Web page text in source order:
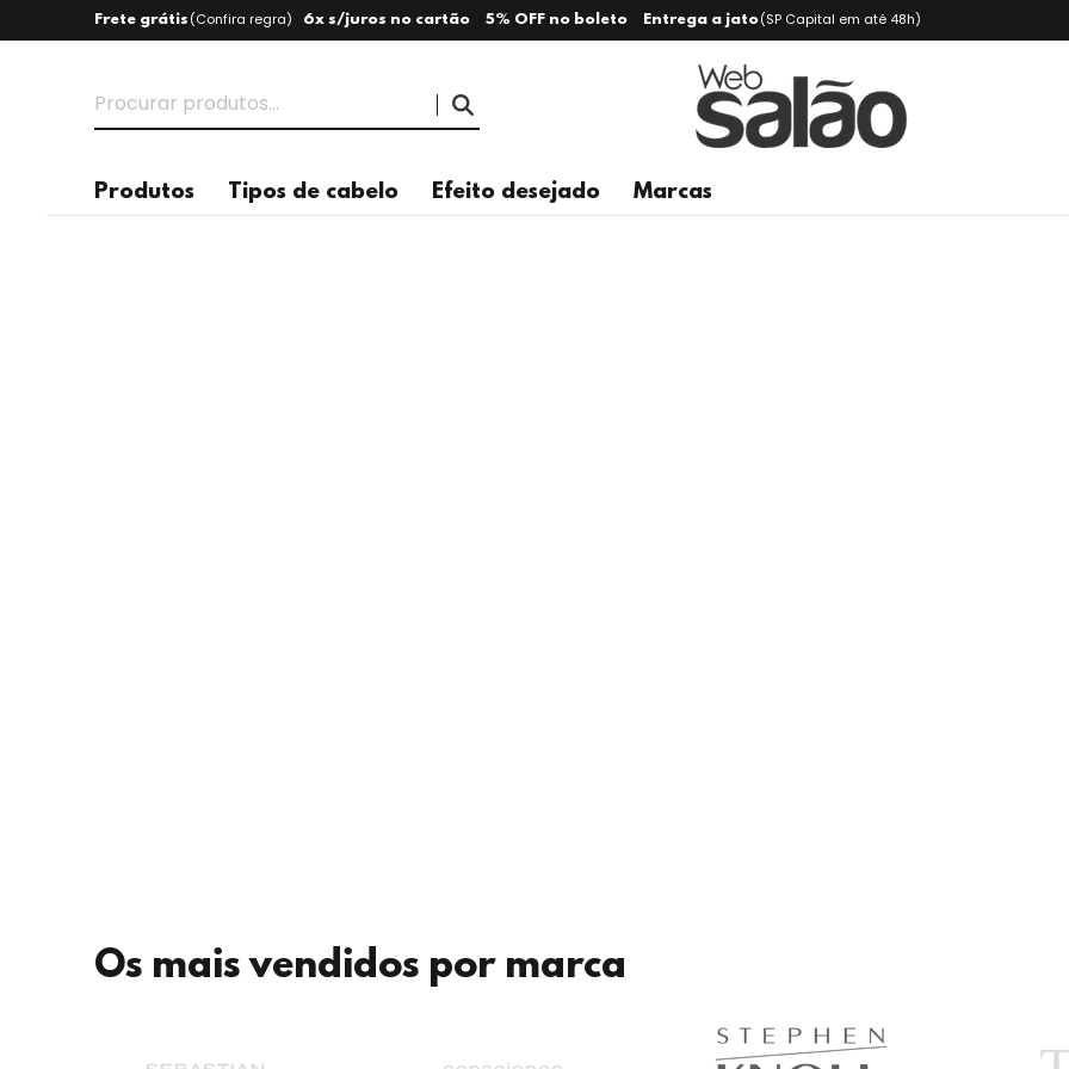
Frete grátis (Confira regra) 6x s/juros no cartão 5% OFF no boleto Entrega a jato(SP Capital em até 48h)
Produtos Tipos de cabelo Efeito desejado Marcas
Os mais vendidos por marca